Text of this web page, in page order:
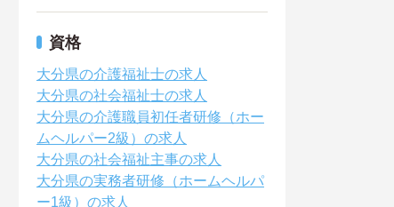
資格
大分県の介護福祉士の求人
大分県の社会福祉士の求人
大分県の介護職員初任者研修（ホー
ムヘルパー2級）の求人
大分県の社会福祉主事の求人
大分県の実務者研修（ホームヘルパ
ー1級）の求人